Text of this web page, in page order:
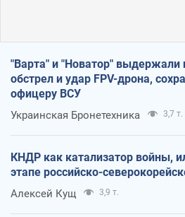
"Варта" и "Новатор" выдержали
обстрел и удар FPV-дрона,
офицеру ВСУ
Украинская Бронетехника 3,7 т.
КНДР как катализатор войны,
этапе российско-
Алексей Кущ 3,9 т.